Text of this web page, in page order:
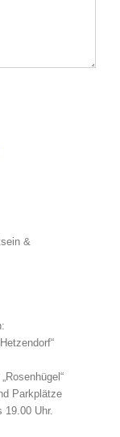
&
Parkplätze
19.00 Uhr.